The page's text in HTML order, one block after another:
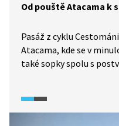
Od pouště Atacama k
Pasáž z cyklu
Atacama, kde se v
také sopky spolu s